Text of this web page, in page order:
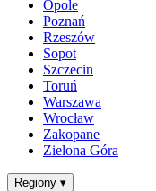
Opole
Poznań
Rzeszów
Sopot
Szczecin
Toruń
Warszawa
Wrocław
Zakopane
Zielona Góra
Regiony ▾